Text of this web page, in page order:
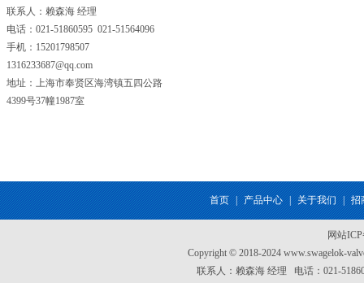
联系人：赖森海 经理
电话：021-51860595 021-51564096
手机：15201798507
1316233687@qq.com
地址：上海市奉贤区海湾镇五四公路
4399号37幢1987室
首页 | 产品中心 | 关于我们 | 招
网站
Copyright © 2018-2024 www.swagelok-
联系人：赖森海 经理 电话：021-